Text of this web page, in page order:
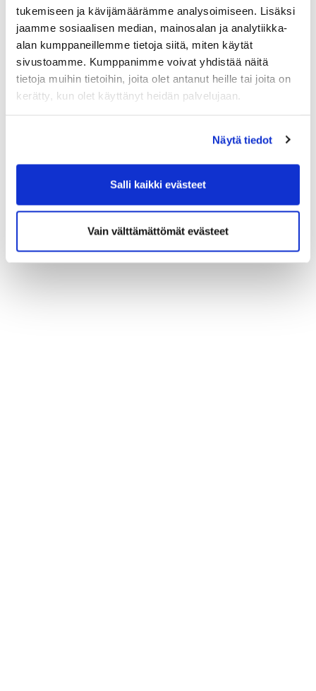
tukemiseen ja kävijämäärämme analysoimiseen. Lisäksi
jaamme sosiaalisen median, mainosalan ja analytiikka-
alan kumppaneillemme tietoja siitä, miten käytät
sivustoamme. Kumppanimme voivat yhdistää näitä
tietoja muihin tietoihin, joita olet antanut heille tai joita on
kerätty, kun olet käyttänyt heidän palvelujaan.
Näytä tiedot
Salli kaikki evästeet
Vain välttämättömät evästeet
(*) Tieto on pakollinen